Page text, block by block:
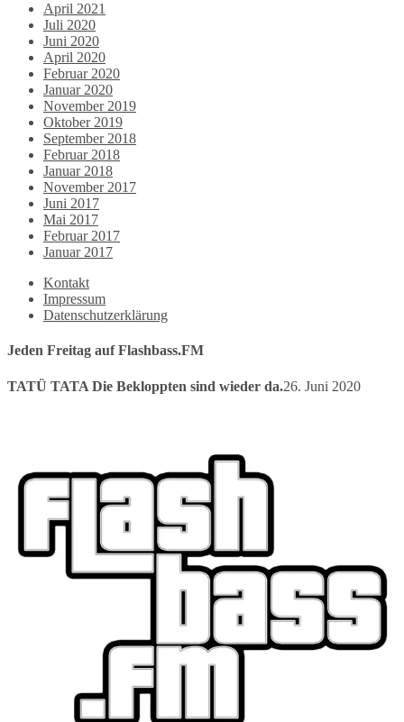
April 2021
Juli 2020
Juni 2020
April 2020
Februar 2020
Januar 2020
November 2019
Oktober 2019
September 2018
Februar 2018
Januar 2018
November 2017
Juni 2017
Mai 2017
Februar 2017
Januar 2017
Kontakt
Impressum
Datenschutzerklärung
Jeden Freitag auf Flashbass.FM
TATÜ TATA Die Bekloppten sind wieder da.26. Juni 2020